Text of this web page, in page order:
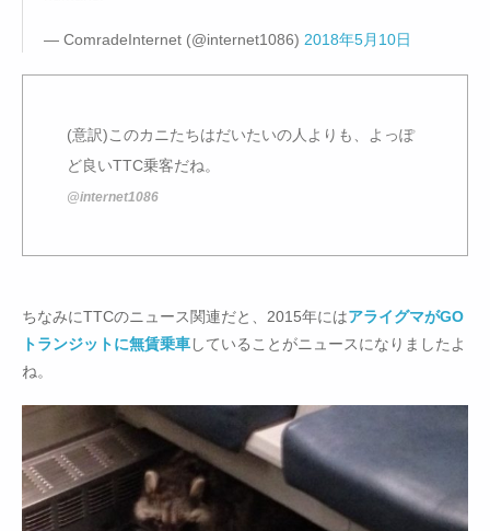
— ComradeInternet (@internet1086) 2018年5月10日
(意訳)このカニたちはだいたいの人よりも、よっぽ
ど良いTTC乗客だね。
@internet1086
ちなみにTTCのニュース関連だと、2015年にはアライグマがGO
トランジットに無賃乗車していることがニュースになりましたよ
ね。